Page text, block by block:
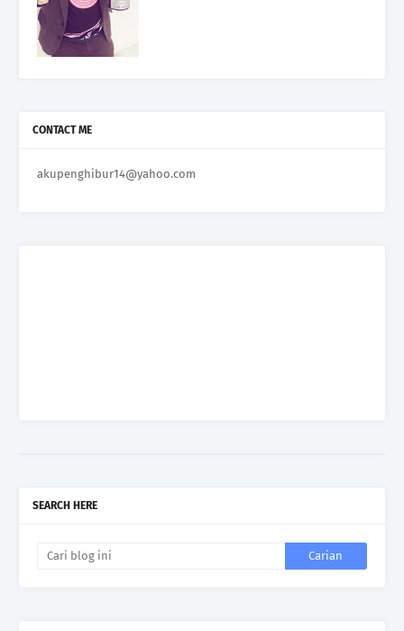
CONTACT ME
akupenghibur14@yahoo.com
SEARCH HERE